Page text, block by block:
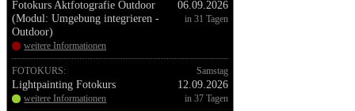
Fotokurs Aktfotografie Outdoor
(Modul: Umgebung integrieren -
Outdoor)
weitere Informationen
06.09.2026
in 31 Tagen
FOTOKURS:
Lightpainting Fotokurs
weitere Informationen
Samstag
12.09.2026
in 37 Tagen